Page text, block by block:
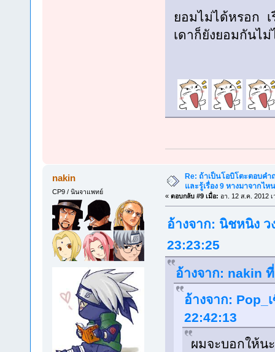
ยอมไม่ได้หรอก
เดาก็ยังยอมกันไ
nakin
CP9 / นินจาแพทย์
Re: ถ้าเป็นโอบิโตะตอบค
และรู้เรื่อง 9 หางมาจากไ
« ตอบกลับ #9 เมื่อ: อา. 12 ส.ค. 2012
อ้างจาก: นิชหนิง ว
23:23:25
อ้างจาก: nakin
อ้างจาก: Pop_
22:42:13
ผมจะบอกให้น